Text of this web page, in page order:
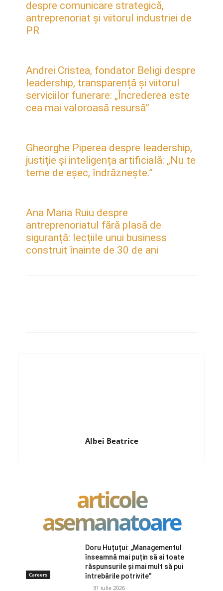
despre comunicare strategică,
antreprenoriat și viitorul industriei de
PR
Andrei Cristea, fondator Beligi despre
leadership, transparență și viitorul
serviciilor funerare: „Încrederea este
cea mai valoroasă resursă”
Gheorghe Piperea despre leadership,
justiție și inteligența artificială: „Nu te
teme de eșec, îndrăznește.”
Ana Maria Ruiu despre
antreprenoriatul fără plasă de
siguranță: lecțiile unui business
construit înainte de 30 de ani
Albei Beatrice
articole
asemanatoare
Careers
Doru Huțuțui: „Managementul
înseamnă mai puțin să ai toate
răspunsurile și mai mult să pui
întrebările potrivite”
31 iulie 2026